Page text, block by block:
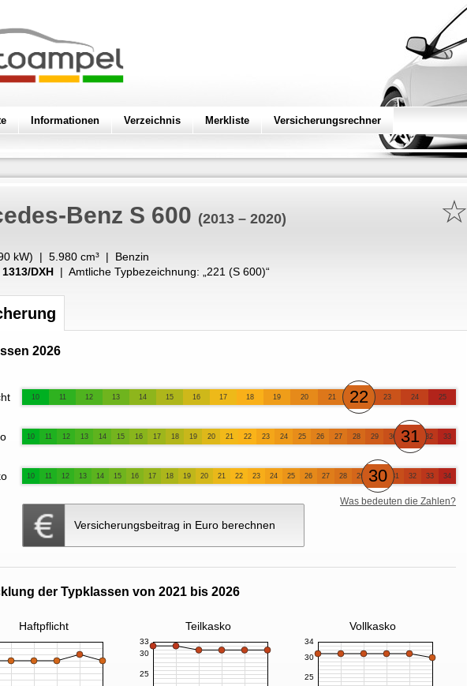
Informationen Verzeichnis Merkliste Versicherungsrechner
☆
Benz S 600 (2013 – 2020)
kW) | 5.980 cm³ | Benzin
1313/DXH | Amtliche Typbezeichnung: „ 221 (S 600)“
2026
10 11 12 13 14 15 16 17 18 19 20 21 22 23 24 25
10 11 12 13 14 15 16 17 18 19 20 21 22 23 24 25 26 27 28 29 30 31 32 33
10 11 12 13 14 15 16 17 18 19 20 21 22 23 24 25 26 27 28 29 30 31 32 33 34
Versicherungsbeitrag in Euro berechnen
Was bedeuten die Zahlen?
der Typklassen von 2021 bis 2026
Haftpflicht Teilkasko Vollkasko
25
30
33
25
30
34